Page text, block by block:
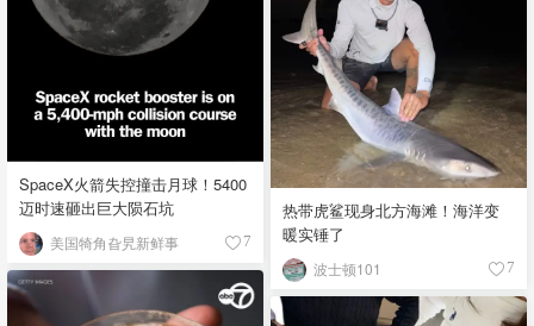
热带虎鲨现身北方海滩！海洋变
暖实锤了
波士顿101 7
SpaceX火箭失控撞击月球！5400
迈时速砸出巨大陨石坑
美国犄角旮旯新鲜事 7